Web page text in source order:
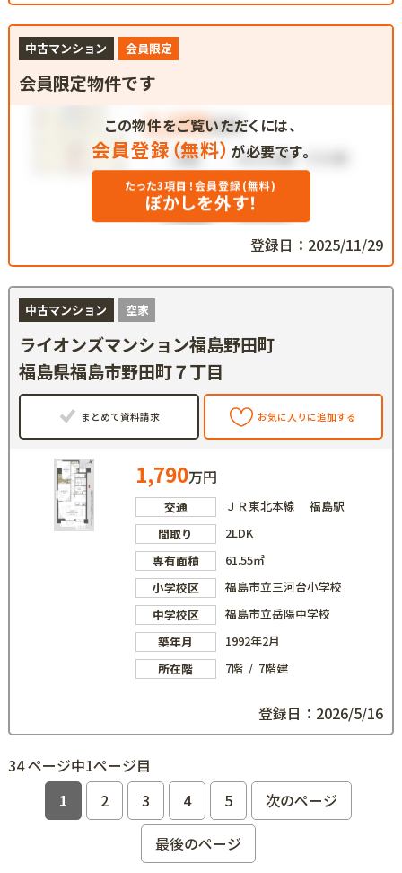
中古マンション 会員限定
会員限定物件です
この物件をご覧いただくには、
会員登録（無料） が必要です。
たった3項目！会員登録(無料)
ぼかしを外す！
登録日：2025/11/29
中古マンション 空家
ライオンズマンション福島野田町
福島県福島市野田町７丁目
まとめて資料請求 お気に入りに追加する
1,790万円
交通
ＪＲ東北本線 福島駅
間取り
2LDK
専有面積
61.55㎡
小学校区
福島市立三河台小学校
中学校区
福島市立岳陽中学校
築年月
1992年2月
所在階
7階 / 7階建
登録日：2026/5/16
34 ページ中1ページ目
1
2 3 4 5
次のページ
最後のページ